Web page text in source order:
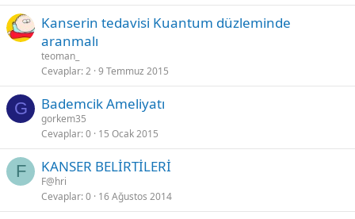
Kanserin tedavisi Kuantum düzleminde
aranmalı
teoman_
Cevaplar 2 9 Temmuz 2015
G Bademcik Ameliyatı
gorkem35
Cevaplar 0 15 Ocak 2015
F KANSER BELİRTİLERİ
F@hri
Cevaplar 0 16 Ağustos 2014